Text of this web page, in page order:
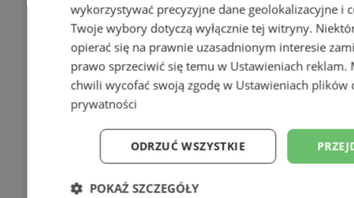
wykorzystywać precyzyjne dane geolokalizacyjne i
Twoje wybory dotyczą wyłącznie tej witryny.
opierać się na prawnie uzasadnionym interesie
prawo sprzeciwić się temu w Ustawieniach reklam.
chwili wycofać swoją zgodę w Ustawieniach plików
prywatności
ODRZUĆ WSZYSTKIE
POKAŻ SZCZEGÓŁY